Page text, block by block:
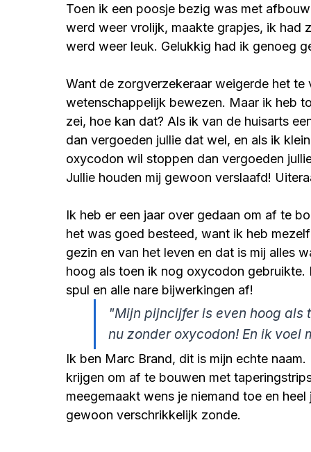
Toen ik een poosje bezig was met
werd weer vrolijk, maakte grapjes, ik had
werd weer leuk. Gelukkig had ik genoeg
Want de zorgverzekeraar weigerde het
wetenschappelijk bewezen. Maar ik heb
zei, hoe kan dat? Als ik van de huisarts
dan vergoeden jullie dat wel, en als ik
oxycodon wil stoppen dan vergoeden
Jullie houden mij gewoon verslaafd!
Ik heb er een jaar over gedaan om af te
het was goed besteed, want ik heb
gezin en van het leven en dat is mij alles
hoog als toen ik nog oxycodon
spul en alle nare bijwerkingen af!
"Mijn pijncijfer is even hoog
nu zonder oxycodon! En ik voel
Ik ben Marc Brand, dit is mijn echte
krijgen om af te bouwen met
meegemaakt wens je niemand toe en
gewoon verschrikkelijk zonde.